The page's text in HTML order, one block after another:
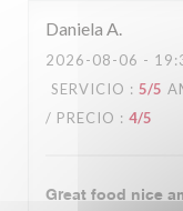
Daniela A
2026-08-06 -
SERVICIO : 5/5
/ PRECIO : 4/5
Great food nice